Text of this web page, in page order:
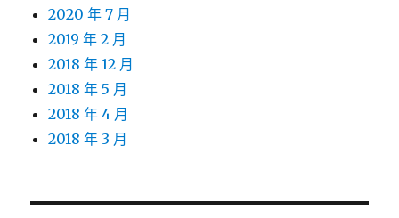
2020 年 7 月
2019 年 2 月
2018 年 12 月
2018 年 5 月
2018 年 4 月
2018 年 3 月